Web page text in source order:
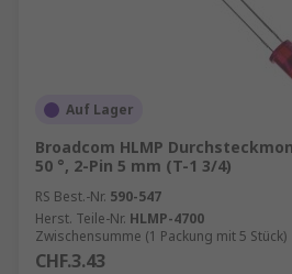
Auf Lager
Broadcom HLMP
50 °, 2-Pin 5 mm (T-1 3/4)
RS Best.-Nr. 590-547
Herst. Teile-Nr. HLMP-4700
Zwischensumme (1 Packung mit 5 Stück)
CHF.3.43